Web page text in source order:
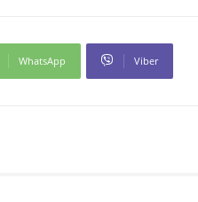
WhatsApp Viber